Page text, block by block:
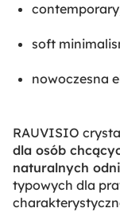
soft
nowoczesna
RAUVISIO
dla osób
naturalnych
typowych dla